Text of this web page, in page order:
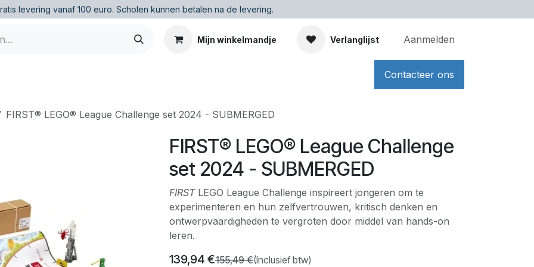
levering vanaf 100 euro. Scholen kunnen betalen na de levering.
Mijn winkelmandje Verlanglijst Aanmelden
Contacteer ons
FIRST® LEGO® League Challenge set 2024 - SUBMERGED
FIRST® LEGO® League Challenge
set 2024 - SUBMERGED
FIRSTLEGO League Challenge inspireert jongeren om te
experimenteren en hun zelfvertrouwen, kritisch denken en
ontwerpvaardigheden te vergroten door middel van hands-on
leren.
139,94 €155,49€(Inclusief btw)